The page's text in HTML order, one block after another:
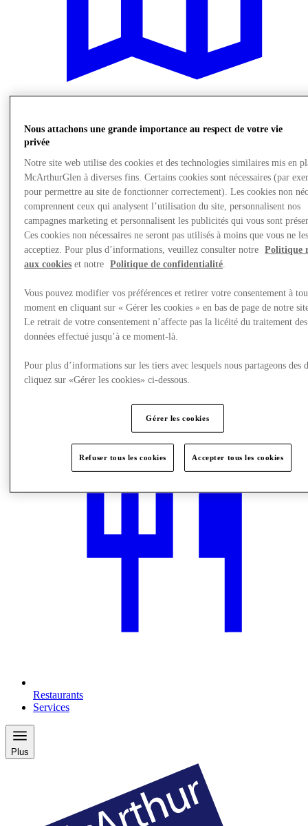
Nous rendre visite
Restaurants
Services
Plus
Nous attachons une grande importance au respect de votre vie
privée
Notre site web utilise des cookies et des technologies similaires mis en
McArthurGlen à diverses fins. Certains cookies sont nécessaires (par
pour permettre au site de fonctionner correctement). Les cookies non
comprennent ceux qui analysent l’utilisation du site, personnalisent nos
campagnes marketing et personnalisent les publicités qui vous sont
Ces cookies non nécessaires ne seront pas utilisés à moins que vous ne
acceptiez. Pour plus d’informations, veuillez consulter notre
Politique
aux cookies et notre Politique de confidentialité
Vous pouvez modifier vos préférences et retirer votre consentement à
moment en cliquant sur « Gérer les cookies » en bas de page de notre
Le retrait de votre consentement n’affecte pas la licéité du traitement des
données effectué jusqu’à ce moment-là.
Pour plus d’informations sur les tiers avec lesquels nous partageons des
cliquez sur «Gérer les cookies» ci-dessous.
Gérer les cookies
Refuser tous les cookies Accepter tous les cookies